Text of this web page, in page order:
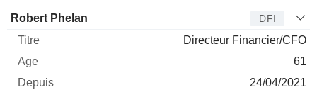
Robert Phelan DFI
Directeur Financier/CFO
61
24/04/2021